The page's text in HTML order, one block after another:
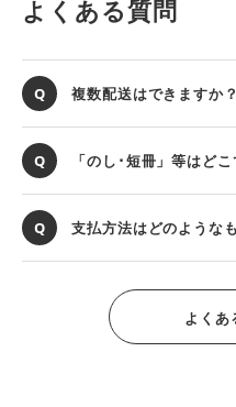
よくある質問
複数配送はできますか？
「のし･短冊」等はど
支払方法はどのような
よくあ